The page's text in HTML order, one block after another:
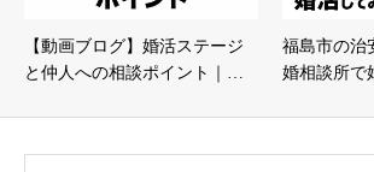
【動画ブログ】婚活ステージ
と仲人への相談ポイント｜…
福島市の治
婚相談所で